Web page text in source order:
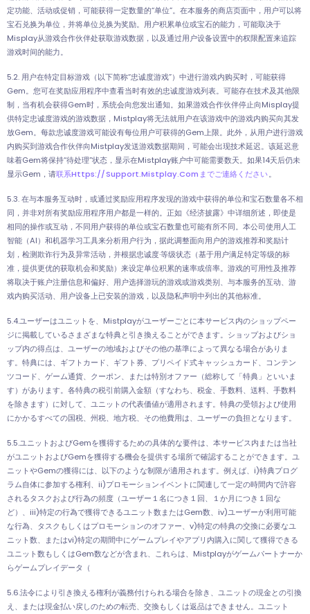
定功能、活动或促销，可能获得一定数量的“单位”。在本服务的商店页面中，用户可以将
宝石兑换为单位，并将单位兑换为奖励。用户积累单位或宝石的能力，可能取决于
Misplay从游戏合作伙伴处获取游戏数据，以及通过用户设备设置中的权限配置来追踪
游戏时间的能力。
5.2. 用户在特定目标游戏（以下简称“忠诚度游戏”）中进行游戏内购买时，可能获得
Gem。您可在奖励应用程序中查看当时有效的忠诚度游戏列表。可能存在技术及其他限
制，当有机会获得Gem时，系统会向您发出通知。如果游戏合作伙伴停止向Misplay提
供特定忠诚度游戏的游戏数据，Mistplay将无法就用户在该游戏中的游戏内购买向其发
放Gem。每款忠诚度游戏可能设有每位用户可获得的Gem上限。此外，从用户进行游戏
内购买到游戏合作伙伴向Mistplay发送游戏数据期间，可能会出现技术延迟。该延迟意
味着Gem将保持“待处理”状态，显示在Mistplay账户中可能需要数天。如果14天后仍未
显示Gem，请联系https://support.mistplay.comまでご連絡ください。
5.3. 在与本服务互动时，或通过奖励应用程序发现的游戏中获得的单位和宝石数量各不相
同，并非对所有奖励应用程序用户都是一样的。正如《经济披露》中详细所述，即使是
相同的操作或互动，不同用户获得的单位或宝石数量也可能有所不同。本公司使用人工
智能（AI）和机器学习工具来分析用户行为，据此调整面向用户的游戏推荐和奖励计
划，检测欺诈行为及异常活动，并根据忠诚度·等级状态（基于用户满足特定等级的标
准，提供更优的获取机会和奖励）来设定单位积累的速率或倍率。游戏的可用性及推荐
将取决于账户注册信息和偏好、用户选择游玩的游戏或游戏类别、与本服务的互动、游
戏内购买活动、用户设备上已安装的游戏，以及隐私声明中列出的其他标准。
5.4.ユーザーはユニットを、Mistplayがユーザーごとに本サービス内のショップペー
ジに掲載しているさまざまな特典と引き換えることができます。ショップおよびショ
ップ内の得点は、ユーザーの地域およびその他の基準によって異なる場合がありま
す。特典には、ギフトカード、ギフト券、プリペイド式キャッシュカード、コンテン
ツコード、ゲーム通貨、クーポン、または特別オファー（総称して「特典」といいま
す）があります。各特典の税引前購入金額（すなわち、税金、手数料、送料、手数料
を除きます）に対して、ユニットの代表価値が適用されます。特典の受領および使用
にかかるすべての国税、州税、地方税、その他費用は、ユーザーの負担となります。
5.5.ユニットおよびGemを獲得するための具体的な要件は、本サービス内または当社
がユニットおよびGemを獲得する機会を提供する場所で確認することができます。ユ
ニットやGemの獲得には、以下のような制限が適用されます。例えば、i)特典プログ
ラム自体に参加する権利、ii)プロモーションイベントに関連して一定の時間内で許容
されるタスクおよび行為の頻度（ユーザー１名につき１回、１か月につき１回な
ど）、iii)特定の行為で獲得できるユニット数またはGem数、iv)ユーザーが利用可能
な行為、タスクもしくはプロモーションのオファー、v)特定の特典の交換に必要なユ
ニット数、またはvi)特定の期間中にゲームプレイやアプリ内購入に関して獲得できる
ユニット数もしくはGem数などが含まれ、これらは、Mistplayがゲームパートナーか
らゲームプレイデータ（
5.6.法令により引き換える権利が義務付けられる場合を除き、ユニットの現金との引換
え、または現金払い戻しのための転売、交換もしくは返品はできません。ユニット